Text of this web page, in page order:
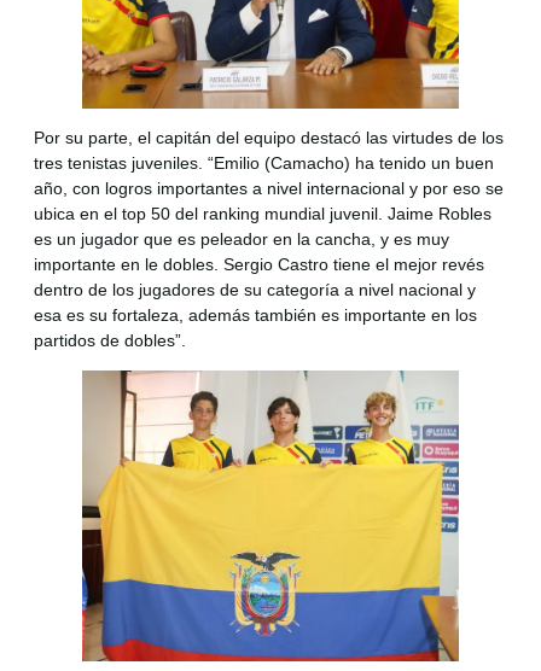
Por su parte, el capitán del equipo destacó las virtudes de los
tres tenistas juveniles. “Emilio (Camacho) ha tenido un buen
año, con logros importantes a nivel internacional y por eso se
ubica en el top 50 del ranking mundial juvenil. Jaime Robles
es un jugador que es peleador en la cancha, y es muy
importante en le dobles. Sergio Castro tiene el mejor revés
dentro de los jugadores de su categoría a nivel nacional y
esa es su fortaleza, además también es importante en los
partidos de dobles”.